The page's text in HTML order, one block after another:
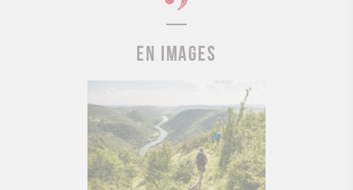
En images